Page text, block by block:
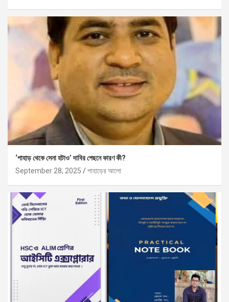
‘পাহাড় থেকে সেনা হটাও’ দাবির পেছনে কারণ কী?
September 28, 2025
পাহাড়ের আলো